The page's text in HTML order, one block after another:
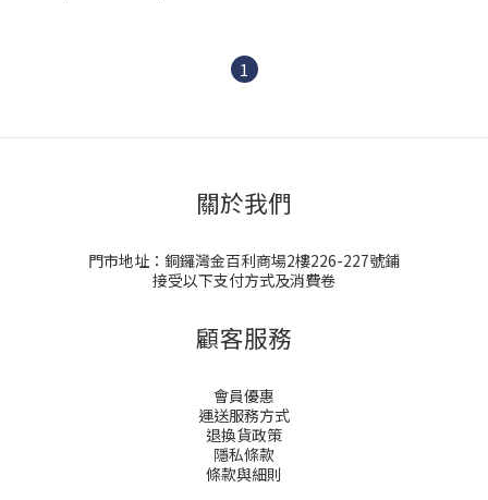
1
關於我們
門市地址：銅鑼灣金百利商場2樓226-227號鋪
接受以下支付方式及消費卷
顧客服務
會員優惠
運送服務方式
退換貨政策
隱私條款
條款與細則